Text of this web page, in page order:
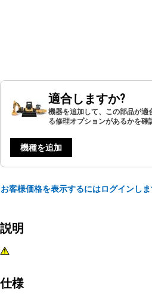
適合しますか?
機器を追加して、この部品が適
る修理オプションがあるかを確
機種を追加
お客様価格を表示するにはログインし
説明
仕様